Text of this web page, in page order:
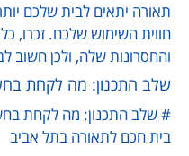
תאורה יתאים לבית שלכם
חווית השימוש שלכם. זכרו,
והחסרונות שלה, ולכן
שלב התכנון: מה לקחת
# שלב התכנון: מה לקחת
בית חכם לתאורה בתל אביב